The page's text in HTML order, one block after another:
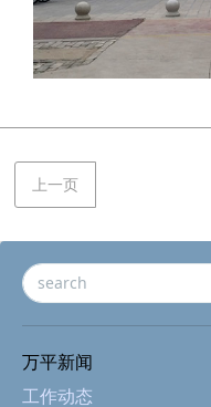
上一页
万平新闻
工作动态